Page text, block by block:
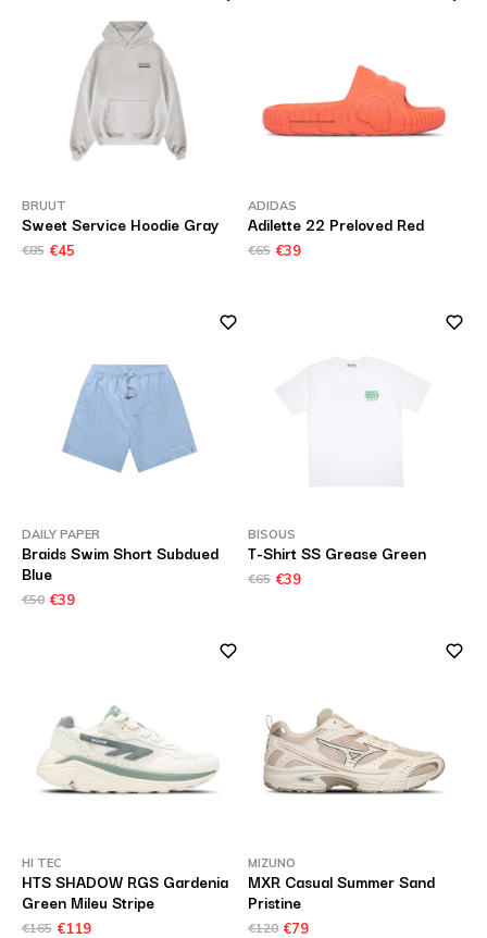
BRUUT
Sweet Service Hoodie Gray
€85 €45
ADIDAS
Adilette 22 Preloved Red
€65 €39
DAILY PAPER
Braids Swim Short Subdued
Blue
€50 €39
BISOUS
T-Shirt SS Grease Green
€65 €39
HI TEC
HTS SHADOW RGS Gardenia
Green Mileu Stripe
€165 €119
MIZUNO
MXR Casual Summer Sand
Pristine
€120 €79